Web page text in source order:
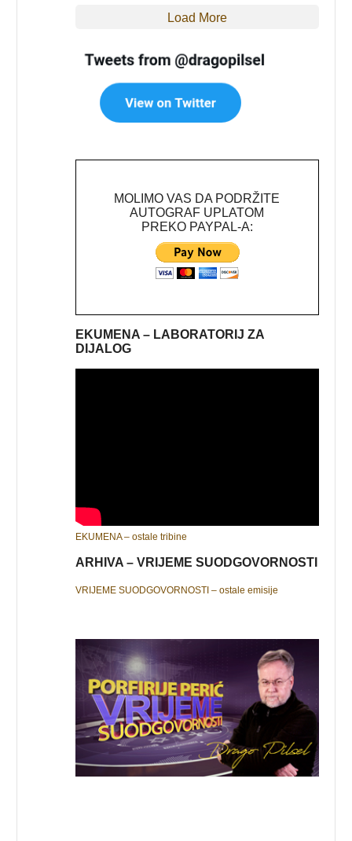
Load More
MOLIMO VAS DA PODRŽITE
AUTOGRAF UPLATOM
PREKO PAYPAL-A:
EKUMENA – LABORATORIJ ZA
DIJALOG
EKUMENA – ostale tribine
ARHIVA – VRIJEME SUODGOVORNOSTI
VRIJEME SUODGOVORNOSTI – ostale emisije